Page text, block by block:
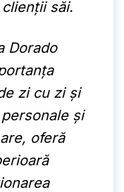
săi.
Dorado
zi cu zi și
și
oferă